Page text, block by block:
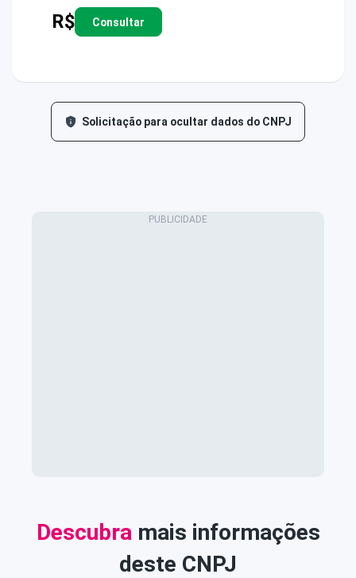
R$ Consultar
Solicitação para ocultar dados do CNPJ
Descubramais informações
deste CNPJ